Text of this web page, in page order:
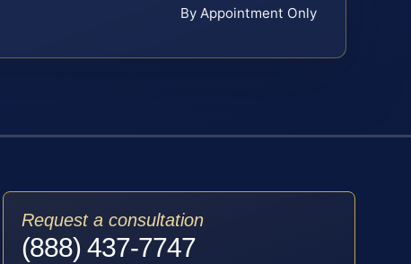
By Appointment Only
Request a consultation
(888) 437-7747